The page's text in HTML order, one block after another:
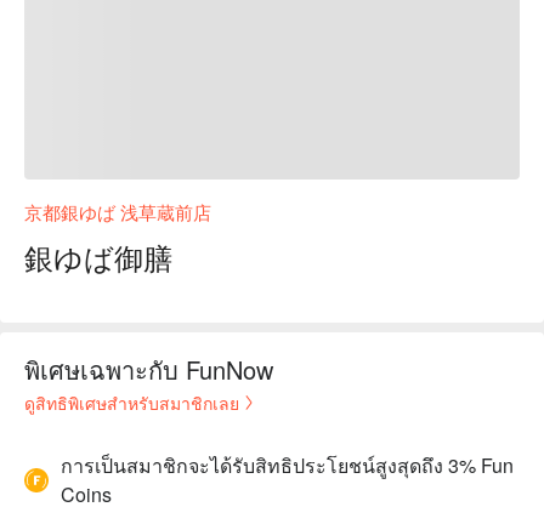
京都銀ゆば 浅草蔵前店
銀ゆば御膳
พิเศษเฉพาะกับ FunNow
ดูสิทธิพิเศษสำหรับสมาชิกเลย
การเป็นสมาชิกจะได้รับสิทธิประโยชน์สูงสุดถึง 3% Fun
Coins